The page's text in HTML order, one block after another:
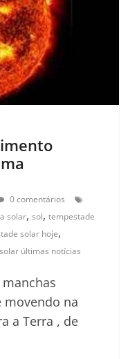
0 comentários
solar,sol,tempestade
solar hoje,
últimas notícias
movendo na
a Terra , de